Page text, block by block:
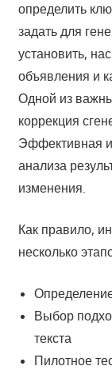
определить
задать для
установить,
объявления и
Одной из
коррекция
Эффективная
анализа
изменения.
Как правило,
несколько
Выбор
текста
Пилотное